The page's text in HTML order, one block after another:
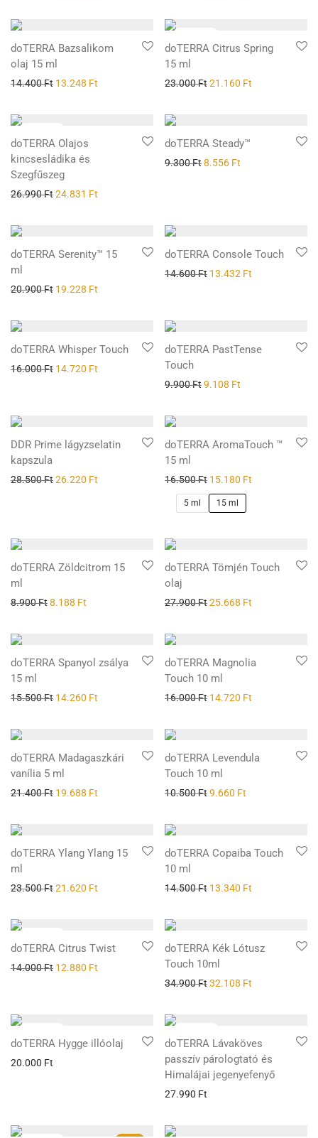
doTERRA Bazsalikom
olaj 15 ml
14.400Ft 13.248 Ft
doTERRA Citrus Spring
15 ml
23.000Ft21.160 Ft
doTERRA Olajos
kincsesládika és
Szegfűszeg
26.990Ft24.831 Ft
doTERRA Steady™
9.300Ft8.556 Ft
doTERRA Serenity™ 15
ml
20.900Ft 19.228 Ft
doTERRA Console Touch
14.600Ft 13.432 Ft
doTERRA Whisper Touch
16.000Ft 14.720 Ft
doTERRA PastTense
Touch
9.900Ft9.108 Ft
DDR Prime lágyzselatin
kapszula
28.500Ft26.220 Ft
doTERRA AromaTouch ™
15 ml
16.500Ft 15.180 Ft
5 ml 15 ml
doTERRA Zöldcitrom 15
ml
8.900Ft8.188 Ft
doTERRA Tömjén Touch
olaj
27.900Ft25.668 Ft
doTERRA Spanyol zsálya
15 ml
15.500Ft 14.260 Ft
doTERRA Magnolia
Touch 10 ml
16.000Ft 14.720 Ft
doTERRA Madagaszkári
vanília 5 ml
21.400Ft 19.688 Ft
doTERRA Levendula
Touch 10 ml
10.500Ft9.660 Ft
doTERRA Ylang Ylang 15
ml
23.500Ft21.620 Ft
doTERRA Copaiba Touch
10 ml
14.500Ft 13.340 Ft
doTERRA Citrus Twist
14.000Ft 12.880 Ft
doTERRA Kék Lótusz
Touch 10ml
34.900Ft32.108 Ft
doTERRA Hygge illóolaj
20.000 Ft
doTERRA Lávaköves
passzív párologtató és
Himalájai jegenyefenyő
27.990 Ft